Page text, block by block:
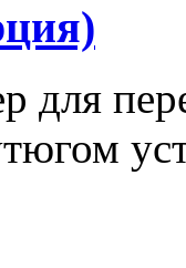
для